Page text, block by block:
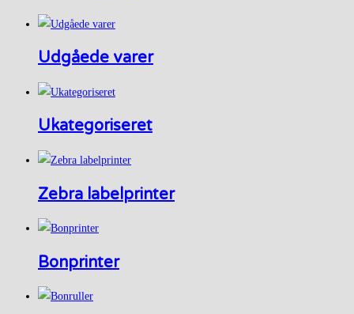
Udgåede varer
Ukategoriseret
Zebra labelprinter
Bonprinter